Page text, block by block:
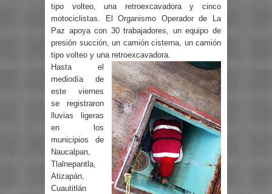
tipo volteo, una retroexcavadora y cinco
motociclistas. El Organismo Operador de La
Paz apoya con 30 trabajadores, un equipo de
presión succión, un camión cisterna, un camión
tipo volteo y una retroexcavadora.
Hasta el
mediodía de
este viernes
se registraron
lluvias ligeras
en los
municipios de
Naucalpan,
Tlalnepantla,
Atizapán,
Cuautitlán